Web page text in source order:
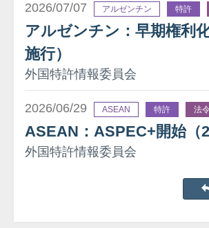
2026/07/07 アルゼンチン 特許
アルゼンチン：早期権利
施行）
外国特許情報委員会
2026/06/29 ASEAN 特許 法
ASEAN：ASPEC+開始（
外国特許情報委員会